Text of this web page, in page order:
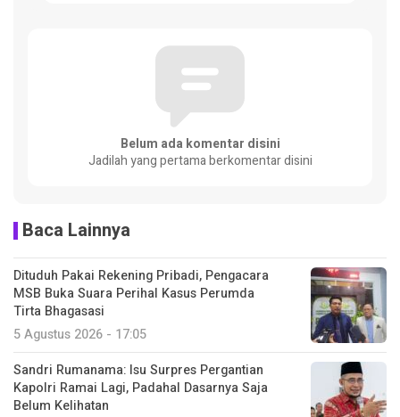
Belum ada komentar disini
Jadilah yang pertama berkomentar disini
Baca Lainnya
Dituduh Pakai Rekening Pribadi, Pengacara
MSB Buka Suara Perihal Kasus Perumda
Tirta Bhagasasi
5 Agustus 2026 - 17:05
Sandri Rumanama: Isu Surpres Pergantian
Kapolri Ramai Lagi, Padahal Dasarnya Saja
Belum Kelihatan